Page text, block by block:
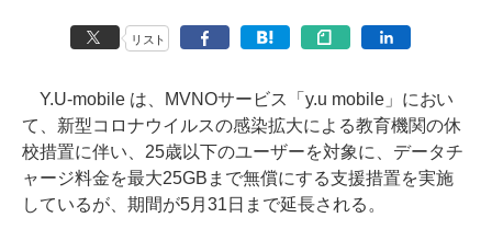
リスト
Y.U-mobile は、MVNOサービス「y.u mobile」におい
て、新型コロナウイルスの感染拡大による教育機関の休
校措置に伴い、25歳以下のユーザーを対象に、データチ
ャージ料金を最大25GBまで無償にする支援措置を実施
しているが、期間が5月31日まで延長される。